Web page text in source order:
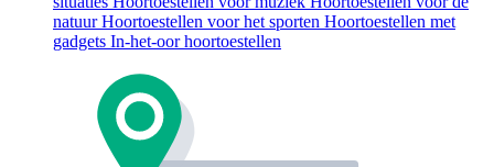
natuurHoortoestellen voor het sporten Hoortoestellen met
gadgets In-het-oor hoortoestellen